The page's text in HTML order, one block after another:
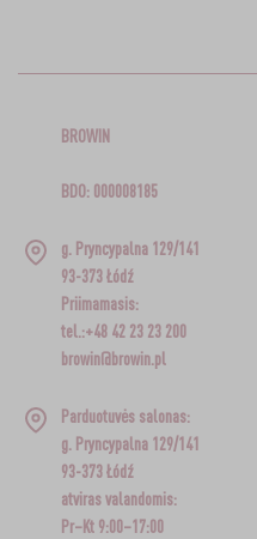
BROWIN
BDO: 000008185
g. Pryncypalna 129/141
93-373 Łódź
Priimamasis:
tel.:+48 42 23 23 200
browin@browin.pl
Parduotuvės salonas:
g. Pryncypalna 129/141
93-373 Łódź
atviras valandomis:
Pr–Kt 9:00–17:00